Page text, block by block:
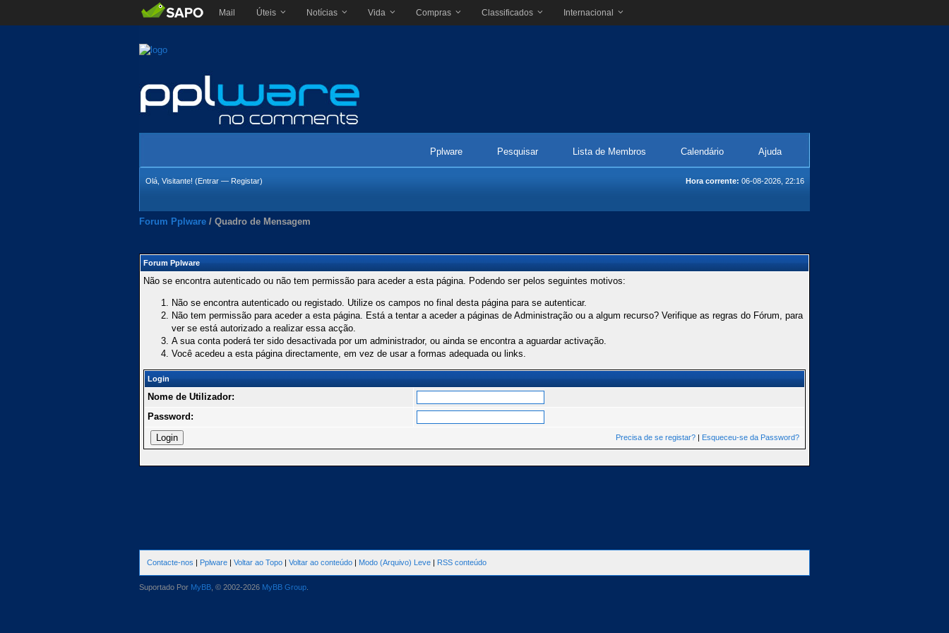
Mail Úteis Notícias Vida Compras Classificados Internacional
Pplware Pesquisar Lista de Membros Calendário Ajuda
Hora corrente: 06-08-2026, 22:16
Olá, Visitante! (Entrar — Registar)
Forum Pplware / Quadro de Mensagem
Forum Pplware
Não se encontra autenticado ou não tem permissão para aceder a esta página. Podendo ser pelos seguintes motivos:
Não se encontra autenticado ou registado. Utilize os campos no final desta página para se autenticar.
Não tem permissão para aceder a esta página. Está a tentar a aceder a páginas de Administração ou a algum recurso? Verifique as regras do Fórum, para
ver se está autorizado a realizar essa acção.
A sua conta poderá ter sido desactivada por um administrador, ou ainda se encontra a aguardar activação.
Você acedeu a esta página directamente, em vez de usar a formas adequada ou links.
Login
Nome de Utilizador:
Password:
Precisa de se registar? | Esqueceu-se da Password?
Contacte-nos | Pplware | Voltar ao Topo | Voltar ao conteúdo | Modo (Arquivo) Leve | RSS conteúdo
Suportado Por MyBB , © 2002-2026 MyBB Group